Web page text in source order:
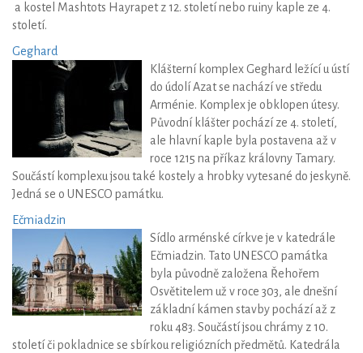
a kostel Mashtots Hayrapet z 12. století nebo ruiny kaple ze 4.
století.
Geghard
Klášterní komplex Geghard ležící u ústí
do údolí Azat se nachází ve středu
Arménie. Komplex je obklopen útesy.
Původní klášter pochází ze 4. století,
ale hlavní kaple byla postavena až v
roce 1215 na příkaz královny Tamary.
Součástí komplexu jsou také kostely a hrobky vytesané do jeskyně.
Jedná se o UNESCO památku.
Ečmiadzin
Sídlo arménské církve je v katedrále
Ečmiadzin. Tato UNESCO památka
byla původně založena Řehořem
Osvětitelem už v roce 303, ale dnešní
základní kámen stavby pochází až z
roku 483. Součástí jsou chrámy z 10.
století či pokladnice se sbírkou religiózních předmětů. Katedrála